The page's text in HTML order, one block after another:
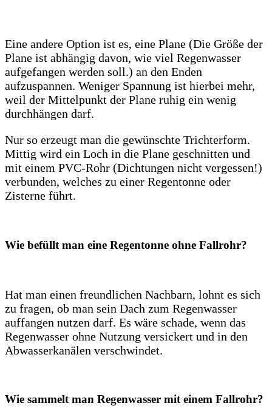
Eine andere Option ist es, eine Plane (Die Größe der
Plane ist abhängig davon, wie viel Regenwasser
aufgefangen werden soll.) an den Enden
aufzuspannen. Weniger Spannung ist hierbei mehr,
weil der Mittelpunkt der Plane ruhig ein wenig
durchhängen darf.
Nur so erzeugt man die gewünschte Trichterform.
Mittig wird ein Loch in die Plane geschnitten und
mit einem PVC-Rohr (Dichtungen nicht vergessen!)
verbunden, welches zu einer Regentonne oder
Zisterne führt.
Wie befüllt man eine Regentonne ohne Fallrohr?
Hat man einen freundlichen Nachbarn, lohnt es sich
zu fragen, ob man sein Dach zum Regenwasser
auffangen nutzen darf. Es wäre schade, wenn das
Regenwasser ohne Nutzung versickert und in den
Abwasserkanälen verschwindet.
Wie sammelt man Regenwasser mit einem Fallrohr?